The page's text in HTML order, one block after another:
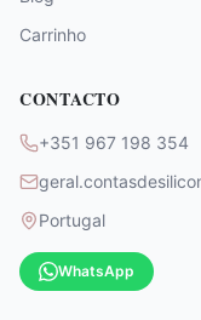
Carrinho
CONTACTO
+351 967 198 354
Portugal
WhatsApp